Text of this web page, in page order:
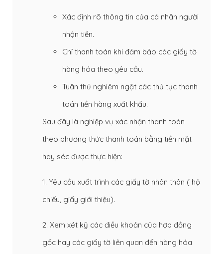
Xác định rõ thông tin của cá nhân người
nhận tiền.
Chỉ thanh toán khi đảm bảo các giấy tờ
hàng hóa theo yêu cầu.
Tuân thủ nghiêm ngặt các thủ tục thanh
toán tiền hàng xuất khẩu.
Sau đây là nghiệp vụ xác nhận thanh toán
theo phương thức thanh toán bằng tiền mặt
hay séc được thực hiện:
1. Yêu cầu xuất trình các giấy tờ nhân thân ( hộ
chiếu, giấy giới thiệu).
2. Xem xét kỹ các điều khoản của hợp đồng
gốc hay các giấy tờ liên quan đến hàng hóa